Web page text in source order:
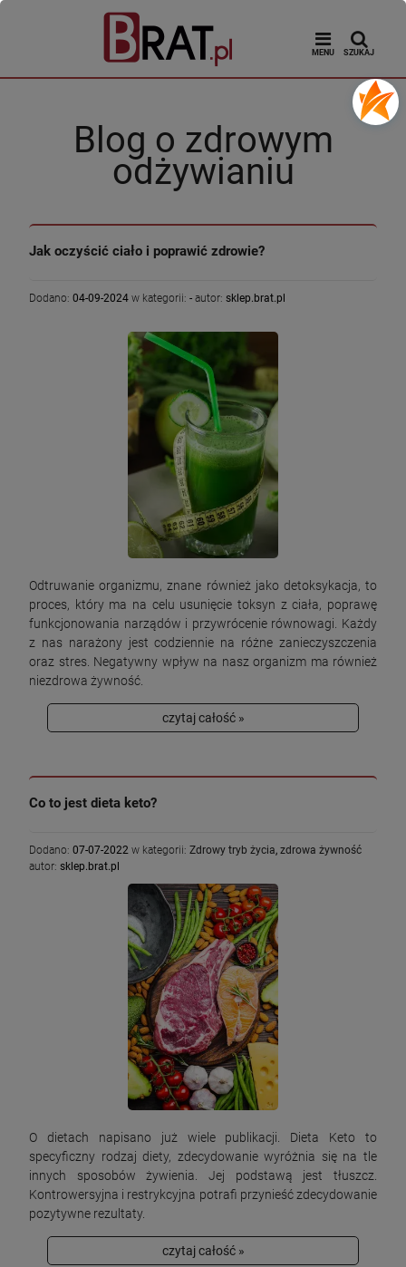
MENU SZUKAJ
Blog o zdrowym
odżywianiu
Jak oczyścić ciało i poprawić zdrowie?
Dodano: 04-09-2024 w kategorii: - autor: sklep.brat.pl
Odtruwanie organizmu, znane również jako detoksykacja, to
proces, który ma na celu usunięcie toksyn z ciała, poprawę
funkcjonowania narządów i przywrócenie równowagi. Każdy
z nas narażony jest codziennie na różne zanieczyszczenia
oraz stres. Negatywny wpływ na nasz organizm ma również
niezdrowa żywność.
czytaj całość »
Co to jest dieta keto?
Dodano: 07-07-2022 w kategorii: Zdrowy tryb życia, zdrowa żywność
autor: sklep.brat.pl
O dietach napisano już wiele publikacji. Dieta Keto to
specyficzny rodzaj diety, zdecydowanie wyróżnia się na tle
innych sposobów żywienia. Jej podstawą jest tłuszcz.
Kontrowersyjna i restrykcyjna potrafi przynieść zdecydowanie
pozytywne rezultaty.
czytaj całość »